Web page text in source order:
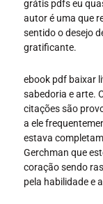
grátis pdfs eu
autor é uma que
sentido o desejo
gratificante.
ebook pdf baixar
sabedoria e arte.
citações são
a ele
estava
Gerchman que
coração sendo
pela habilidade e